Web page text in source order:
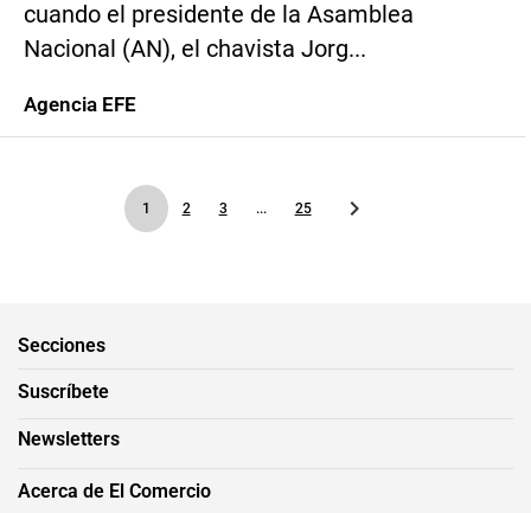
cuando el presidente de la Asamblea
Nacional (AN), el chavista Jorg...
Agencia EFE
1 2 3 ... 25
Secciones
Suscríbete
Newsletters
Acerca de El Comercio